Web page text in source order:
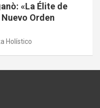
«La Élite de
Orden
Holístico